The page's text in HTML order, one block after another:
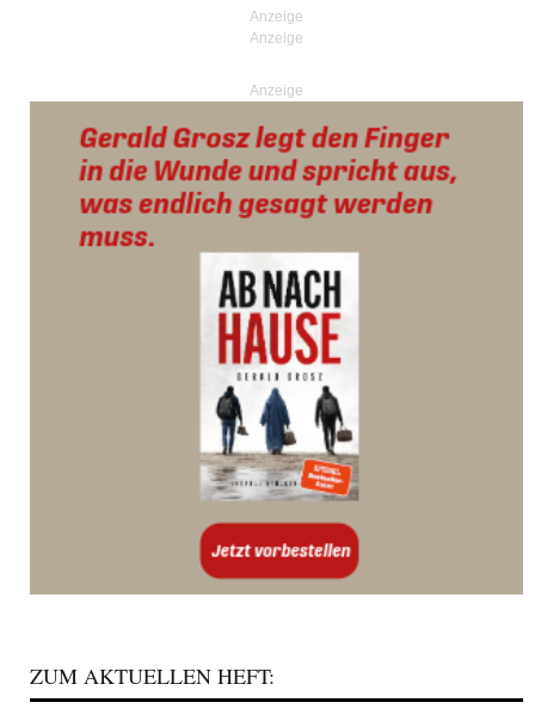
Anzeige
ZUM AKTUELLEN HEFT: